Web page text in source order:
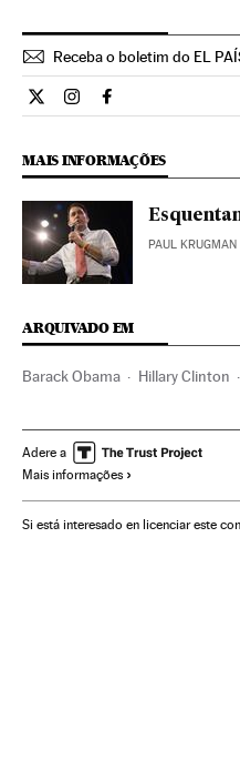
Receba o boletim do EL
Internacional El País Brasil
Internacional El País
Internacional El
MAIS INFORMAÇÕES
PAUL KRUGMAN
ARQUIVADO EM
Barack Obama Hillary Clinton
Movimentos sociais Mulheres
Partidos políticos
Adere a
Mais informações
Si está interesado en licenciar este